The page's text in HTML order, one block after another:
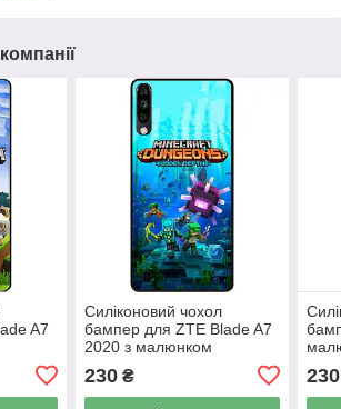
A7
Силіконовий чохол
бампер для ZTE Blade A7
2020 з малюнком
230₴ 230